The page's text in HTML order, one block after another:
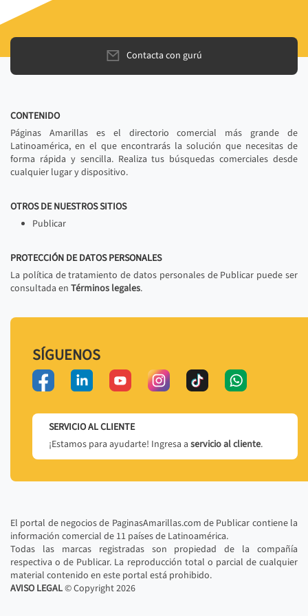
Contacta con gurú
CONTENIDO
Páginas Amarillas es el directorio comercial más grande de
Latinoamérica, en el que encontrarás la solución que necesitas de
forma rápida y sencilla. Realiza tus búsquedas comerciales desde
cualquier lugar y dispositivo.
OTROS DE NUESTROS SITIOS
Publicar
PROTECCIÓN DE DATOS PERSONALES
La política de tratamiento de datos personales de Publicar puede ser
consultada en Términos legales.
SÍGUENOS
SERVICIO AL CLIENTE
¡Estamos para ayudarte! Ingresa a servicio al cliente.
El portal de negocios de PaginasAmarillas.com de Publicar contiene la
información comercial de 11 países de Latinoamérica.
Todas las marcas registradas son propiedad de la compañía
respectiva o de Publicar. La reproducción total o parcial de cualquier
material contenido en este portal está prohibido.
AVISO LEGAL© Copyright2026